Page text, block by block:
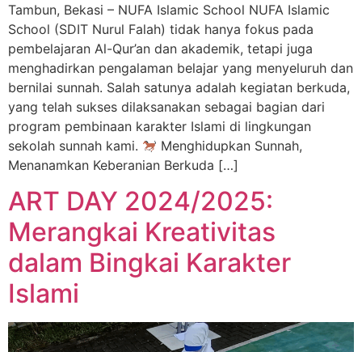
Tambun, Bekasi – NUFA Islamic School NUFA Islamic
School (SDIT Nurul Falah) tidak hanya fokus pada
pembelajaran Al-Qur’an dan akademik, tetapi juga
menghadirkan pengalaman belajar yang menyeluruh dan
bernilai sunnah. Salah satunya adalah kegiatan berkuda,
yang telah sukses dilaksanakan sebagai bagian dari
program pembinaan karakter Islami di lingkungan
sekolah sunnah kami.
Menghidupkan Sunnah,
Menanamkan Keberanian Berkuda […]
ART DAY 2024/2025:
Merangkai Kreativitas
dalam Bingkai Karakter
Islami